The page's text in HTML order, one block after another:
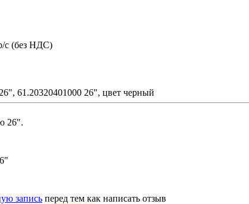
с (без НДС)
61.20320401000 26", цвет черный
26".
запись перед тем как написать отзыв